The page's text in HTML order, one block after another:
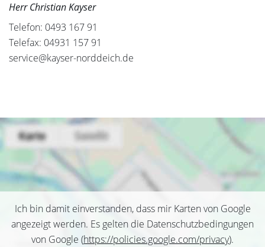
Herr Christian Kayser
Telefon: 0493 167 91
Telefax: 04931 157 91
service@kayser-norddeich.de
Ich bin damit einverstanden, dass mir Karten von Google
angezeigt werden. Es gelten die Datenschutzbedingungen
von Google (https://policies.google.com/privacy).